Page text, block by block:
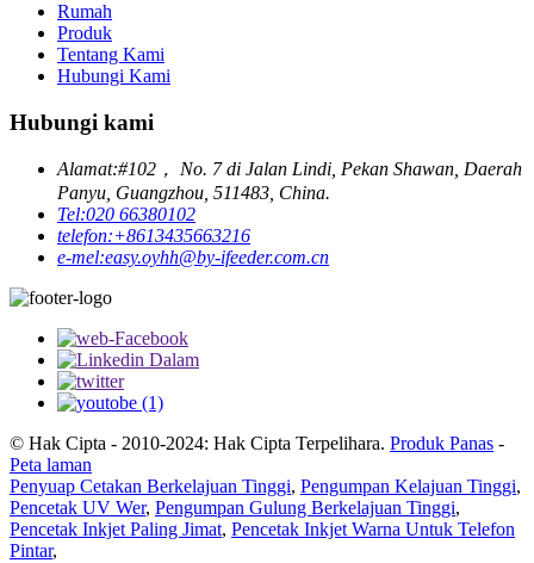
Rumah
Produk
Tentang Kami
Hubungi Kami
Hubungi kami
Alamat:#102， No. 7 di Jalan Lindi, Pekan Shawan, Daerah
Panyu, Guangzhou, 511483, China.
Tel:020 66380102
telefon:+8613435663216
e-mel:easy.oyhh@by-ifeeder.com.cn
© Hak Cipta - 2010-2024: Hak Cipta Terpelihara. Produk Panas -
Peta laman
Penyuap Cetakan Berkelajuan Tinggi, Pengumpan Kelajuan Tinggi,
Pencetak UV Wer, Pengumpan Gulung Berkelajuan Tinggi,
Pencetak Inkjet Paling Jimat, Pencetak Inkjet Warna Untuk Telefon
Pintar,